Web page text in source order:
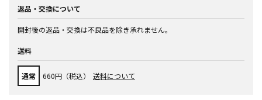
返品・交換について
開封後の返品・交換は不良品を除き承れません。
送料
通常 660円（税込） 送料について